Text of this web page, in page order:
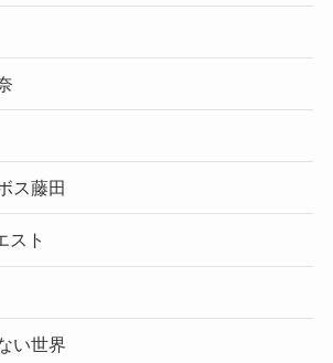
ス藤田
スト
い世界